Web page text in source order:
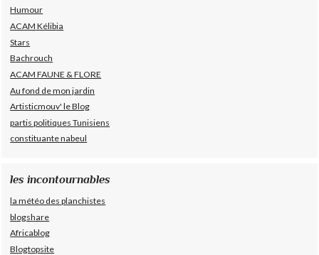
Humour
ACAM Kélibia
Stars
Bachrouch
ACAM FAUNE & FLORE
Au fond de mon jardin
Artisticmouv' le Blog
partis politiques Tunisiens
constituante nabeul
les incontournables
la météo des planchistes
blogshare
Africablog
Blogtopsite